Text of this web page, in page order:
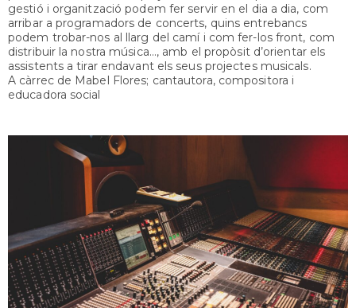
gestió i organització podem fer servir en el dia a dia, com
arribar a programadors de concerts, quins entre­bancs
podem trobar-nos al llarg del camí i com fer-los front, com
distribuir la nostra música..., amb el propòsit d’orientar els
assistents a tirar endavant els seus projectes musicals.
A càrrec de Mabel Flores; cantautora, compo­sitora i
educadora social